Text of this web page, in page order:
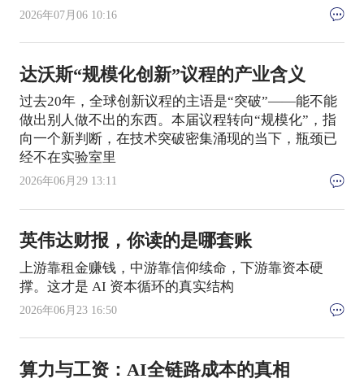
2026年07月06 10:16
达沃斯“规模化创新”议程的产业含义
过去20年，全球创新议程的主语是“突破”——能不能
做出别人做不出的东西。本届议程转向“规模化”，指
向一个新判断，在技术突破密集涌现的当下，瓶颈已
经不在实验室里
2026年06月29 13:11
英伟达财报，你读的是哪套账
上游靠租金赚钱，中游靠信仰续命，下游靠资本硬
撑。这才是 AI 资本循环的真实结构
2026年06月23 16:50
算力与工资：AI全链路成本的真相